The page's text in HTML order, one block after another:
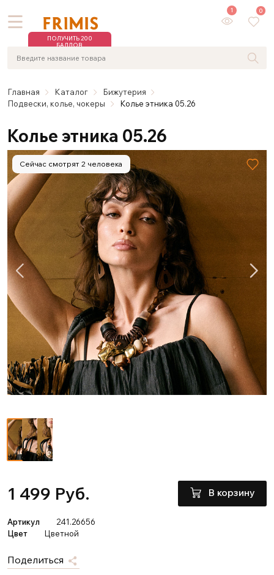
ПОЛУЧИТЬ 200
БАЛЛОВ
1 0
Главная Каталог
Бижутерия
Подвески, колье, чокеры
Колье этника 05.26
Колье этника 05.26
Сейчас смотрят 2 человека
1 499 Руб. В корзину
Артикул
241.26656
Цвет
Цветной
Поделиться